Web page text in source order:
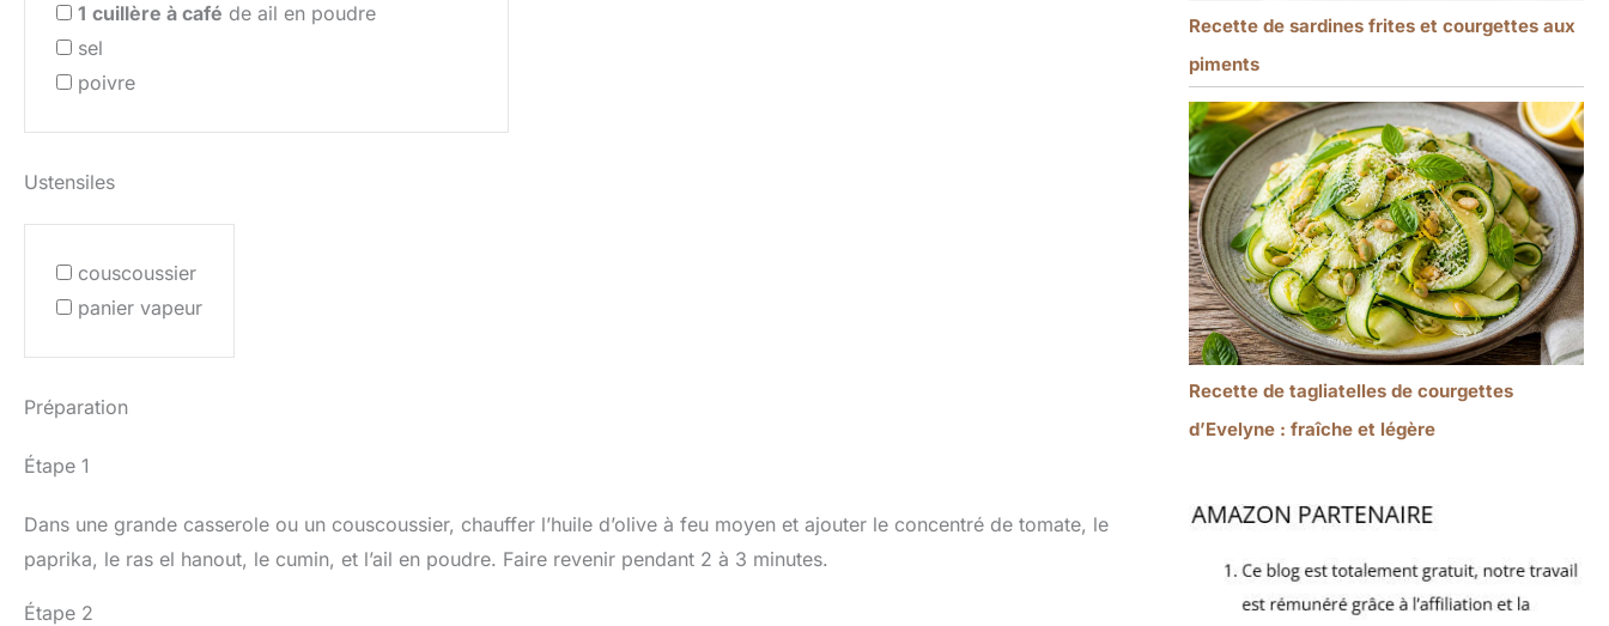
1 cuillère à café de ail en poudre
sel
poivre
Ustensiles
couscoussier
panier vapeur
Préparation
Étape 1
Dans une grande casserole ou un couscoussier, chauffer l’huile d’olive à feu moyen et ajouter le concentré de tomate, le
paprika, le ras el hanout, le cumin, et l’ail en poudre. Faire revenir pendant 2 à 3 minutes.
Étape 2
Recette de sardines frites et courgettes aux
piments
Recette de tagliatelles de courgettes
d’Evelyne : fraîche et légère